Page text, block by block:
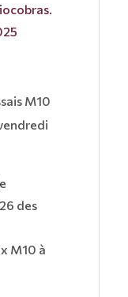
M10
des
M10 à